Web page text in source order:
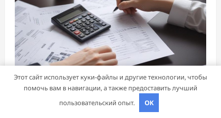
Этот сайт использует куки-файлы и другие технологии, чтобы
помочь вам в навигации, а также предоставить лучший
пользовательский опыт.
OK